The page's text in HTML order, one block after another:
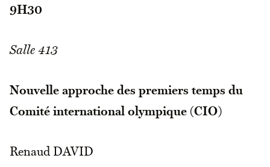
9H30
Salle 413
Nouvelle approche des premiers temps du
Comité international olympique (CIO)
Renaud DAVID